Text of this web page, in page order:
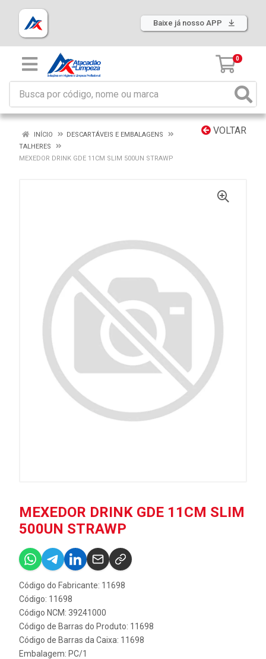
Baixe já nosso APP
0
VOLTAR
INÍCIO
DESCARTÁVEIS E EMBALAGENS
TALHERES
MEXEDOR DRINK GDE 11CM SLIM 500UN STRAWP
MEXEDOR DRINK GDE 11CM SLIM
500UN STRAWP
Código do Fabricante: 11698
Código: 11698
Código NCM: 39241000
Código de Barras do Produto: 11698
Código de Barras da Caixa: 11698
Embalagem: PC/1